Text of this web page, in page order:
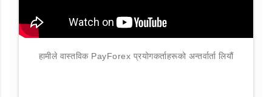
हामीले वास्तविक PayForex प्रयोगकर्ताहरूको अन्तर्वार्ता लियौं